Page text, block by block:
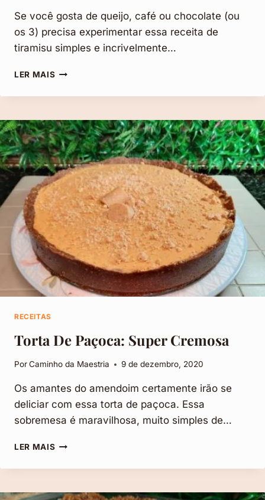
Se você gosta de queijo, café ou chocolate (ou
os 3) precisa experimentar essa receita de
tiramisu simples e incrivelmente…
LER MAISTIRAMISU:
SIMPLES
FÁCIL
RECEITAS
Torta De Paçoca: Super Cremosa
PorCaminho da Maestria 9 de dezembro, 2020
Os amantes do amendoim certamente irão se
deliciar com essa torta de paçoca. Essa
sobremesa é maravilhosa, muito simples de…
LER MAISTORTA
PAÇOCA:
CREMOSA